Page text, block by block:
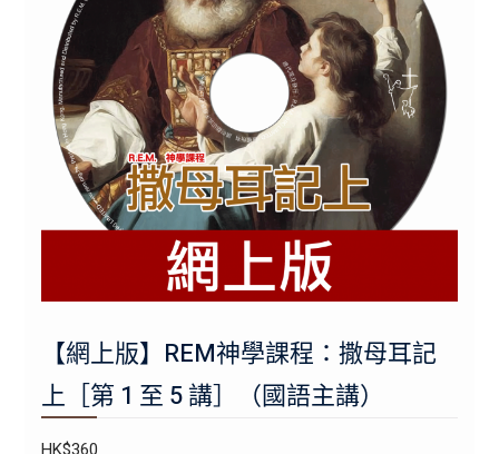
【網上版】REM神學課程：撒母耳記
上［第 1 至 5 講］（國語主講）
HK$360